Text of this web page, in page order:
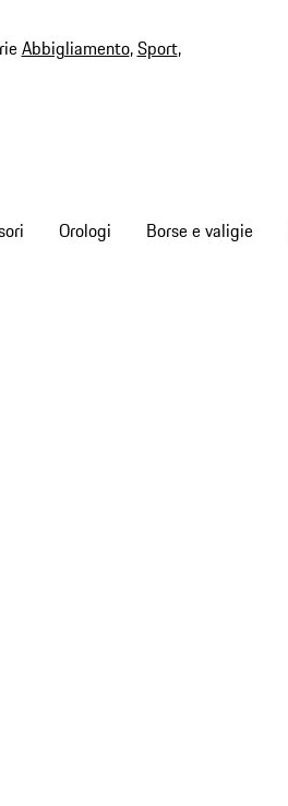
Abbigliamento,Sport,
Orologi Borse e valigie